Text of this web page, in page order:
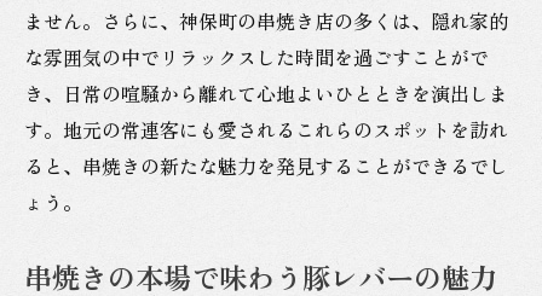
ません。さらに、神保町の串焼き店の多くは、隠れ家的
な雰囲気の中でリラックスした時間を過ごすことがで
き、日常の喧騒から離れて心地よいひとときを演出しま
す。地元の常連客にも愛されるこれらのスポットを訪れ
ると、串焼きの新たな魅力を発見することができるでし
ょう。
串焼きの本場で味わう豚レバーの魅力